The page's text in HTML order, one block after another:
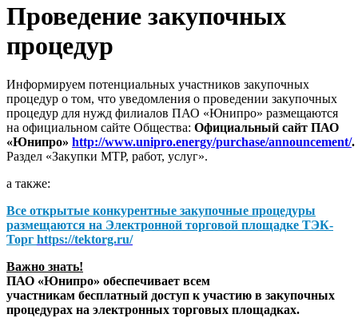
Проведение закупочных
процедур
Информируем потенциальных участников закупочных
процедур о том, что уведомления о проведении закупочных
процедур для нужд филиалов ПАО «Юнипро» размещаются
на официальном сайте Общества: Официальный сайт ПАО
«Юнипро» http://www.unipro.energy/purchase/announcement/.
Раздел «Закупки МТР, работ, услуг».
а также:
Все открытые конкурентные закупочные процедуры
размещаются на Электронной торговой площадке ТЭК-
Торг https://tektorg.ru/
Важно знать!
ПАО «Юнипро» обеспечивает всем
участникам бесплатный доступ к участию в закупочных
процедурах на электронных торговых площадках.